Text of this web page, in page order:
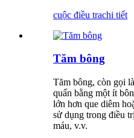
cuộc điều trachi tiết
Tăm bông
Tăm bông, còn gọi
quấn bằng một ít
lớn hơn que diêm
sử dụng trong điều
máu, v.v.